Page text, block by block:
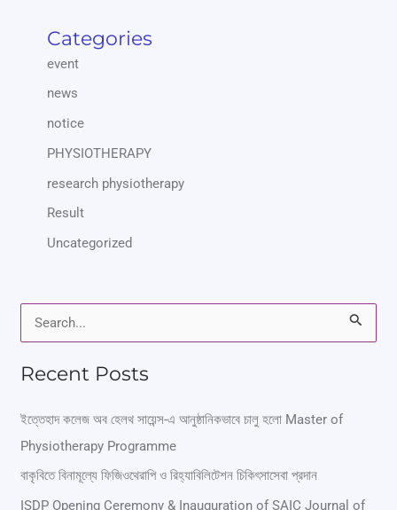
Categories
event
news
notice
PHYSIOTHERAPY
research physiotherapy
Result
Uncategorized
r
c
h
Recent Posts
ইত্তেহাদ কলেজ অব হেলথ সায়েন্স-এ আনুষ্ঠানিকভাবে চালু হলো Master of
Physiotherapy Programme
বাকৃবিতে বিনামূল্যে ফিজিওথেরাপি ও রিহ্যাবিলিটেশন চিকিৎসাসেবা প্রদান
ISDP Opening Ceremony & Inauguration of SAIC Journal of